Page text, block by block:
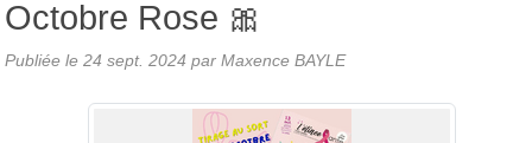
Octobre Rose 🎀
Publiée le 24 sept. 2024 par Maxence BAYLE